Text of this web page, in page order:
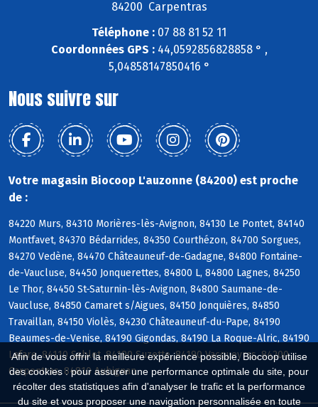
Afin de vous offrir la meilleure expérience possible, Biocoop utilise
des cookies : pour assurer une performance optimale du site, pour
récolter des statistiques afin d'analyser le trafic et la performance
du site et vous proposer une navigation personnalisée en toute
84200 Carpentras
Téléphone : 07 88 81 52 11
Coordonnées GPS :44,0592856828858 ° ,
5,04858147850416 °
Nous suivre sur
Votre magasin Biocoop L'auzonne (84200) est proche
de :
84220 Murs, 84310 Morières-lès-Avignon, 84130 Le Pontet, 84140
Montfavet, 84370 Bédarrides, 84350 Courthézon, 84700 Sorgues,
84270 Vedène, 84470 Châteauneuf-de-Gadagne, 84800 Fontaine-
de-Vaucluse, 84450 Jonquerettes, 84800 L, 84800 Lagnes, 84250
Le Thor, 84450 St-Saturnin-lès-Avignon, 84800 Saumane-de-
Vaucluse, 84850 Camaret s/Aigues, 84150 Jonquières, 84850
Travaillan, 84150 Violès, 84230 Châteauneuf-du-Pape, 84190
Beaumes-de-Venise, 84190 Gigondas, 84190 La Roque-Alric, 84190
Lafare, 84110 Sablet, 84190 Suzette, 84190 Vacqueyras, 84200
Carpentras, 84810 Aubignan